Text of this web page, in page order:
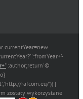
currentYear=new
':author;return'©
rafcom.eu/')) |
zostały wykorzystane